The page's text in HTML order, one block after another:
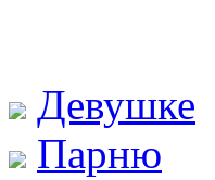
Девушке
Парню